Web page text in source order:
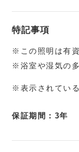
特記事項
※この照明は有
※浴室や湿気の
※表示されてい
保証期間：3年